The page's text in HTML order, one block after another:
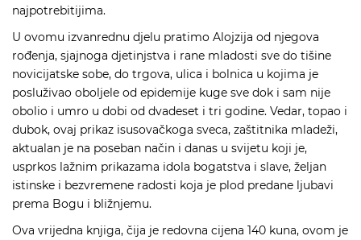
najpotrebitijima.
U ovomu izvanrednu djelu pratimo Alojzija od njegova
rođenja, sjajnoga djetinjstva i rane mladosti sve do tišine
novicijatske sobe, do trgova, ulica i bolnica u kojima je
posluživao oboljele od epidemije kuge sve dok i sam nije
obolio i umro u dobi od dvadeset i tri godine. Vedar, topao i
dubok, ovaj prikaz isusovačkoga sveca, zaštitnika mladeži,
aktualan je na poseban način i danas u svijetu koji je,
usprkos lažnim prikazama idola bogatstva i slave, željan
istinske i bezvremene radosti koja je plod predane ljubavi
prema Bogu i bližnjemu.
Ova vrijedna knjiga, čija je redovna cijena 140 kuna, ovom je